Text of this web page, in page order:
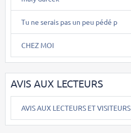
Tu ne serais pas un peu pédé p
CHEZ MOI
AVIS AUX LECTEURS
AVIS AUX LECTEURS ET VISITEURS